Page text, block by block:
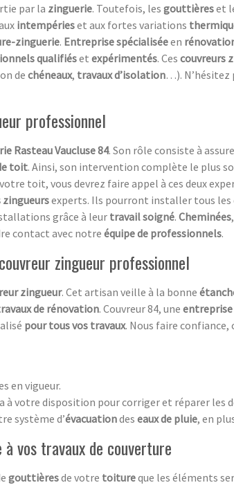
par la zinguerie. Toutefois, les gouttièreset
intempérieset aux fortes variations
zinguerie. Entreprise spécialiséeen
qualifiéset expérimentés. Ces couvreurs
de chéneaux, travaux d’isolation…). N’hésitez
professionnel
Rasteau Vaucluse 84. Son rôle consiste à
toit. Ainsi, son intervention complète le plus
toit, vous devrez faire appel à ces deux
zingueursexperts. Ils pourront installer tous les
grâce à leur travail soigné. Cheminées
contact avec notreéquipe de professionnels.
zingueur professionnel
zingueur. Cet artisan veille à la bonne
de rénovation. Couvreur 84, une entreprise
pour tous vos travaux. Nous faire confiance,
en vigueur.
à votre disposition pour corriger et réparer les
système d’évacuationdes eaux de pluie, en
vos travaux de couverture
gouttièresde votre toitureque les éléments